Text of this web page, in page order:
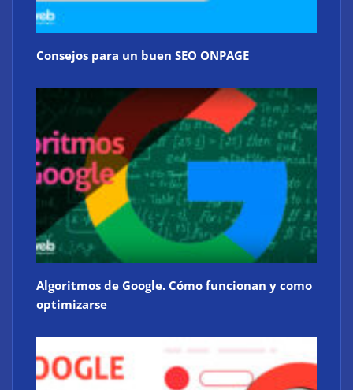
Consejos para un buen SEO ONPAGE
Algoritmos de Google. Cómo funcionan y como
optimizarse